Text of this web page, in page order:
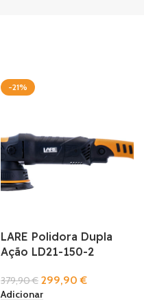
-21%
LARE Polidora Dupla
Ação LD21-150-2
379,90€ 299,90€
Adicionar